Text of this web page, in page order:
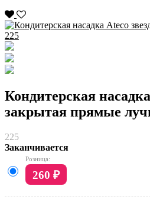
Кондитерская
закрытая прямые
225
Заканчивается
Розница:
260 ₽